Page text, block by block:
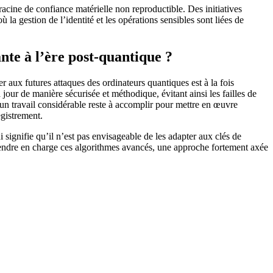
de confiance matérielle non reproductible. Des initiatives
gestion de l’identité et les opérations sensibles sont liées de
à l’ère post-quantique ?
futures attaques des ordinateurs quantiques est à la fois
de manière sécurisée et méthodique, évitant ainsi les failles de
travail considérable reste à accomplir pour mettre en œuvre
qu’il n’est pas envisageable de les adapter aux clés de
en charge ces algorithmes avancés, une approche fortement axée